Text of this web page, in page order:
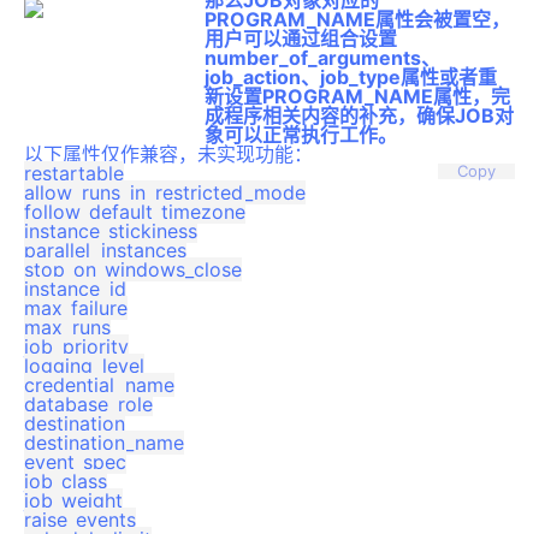
PROGRAM_NAME属性会被置空，
用户可以通过组合设置
number_of_arguments、
job_action、job_type属性或者重
新设置PROGRAM_NAME属性，完
成程序相关内容的补充，确保JOB对
象可以正常执行工作。
以下属性仅作兼容，未实现功能：
Copy
restartable
allow_runs_in_restricted_mode
follow_default_timezone
instance_stickiness
parallel_instances
stop_on_windows_close
instance_id
max_failure
max_runs
job_priority
logging_level
credential_name
database_role
destination
destination_name
event_spec
job_class
job_weight
raise_events